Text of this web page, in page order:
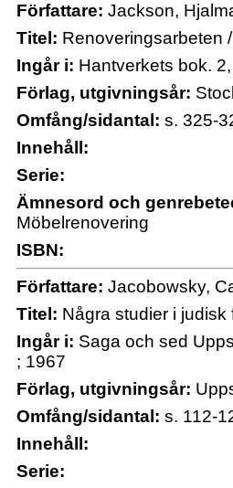
Författare: Jackson,
Titel: Renoveringsarbeten
Ingår i: Hantverkets bok.
Förlag, utgivningsår:
Omfång/sidantal: s. 325-
Innehåll:
Serie:
Ämnesord och
Möbelrenovering
ISBN:
Författare: Jacobowsky,
Titel: Några studier i
Ingår i: Saga och sed
; 1967
Förlag, utgivningsår:
Omfång/sidantal: s. 112-
Innehåll:
Serie: